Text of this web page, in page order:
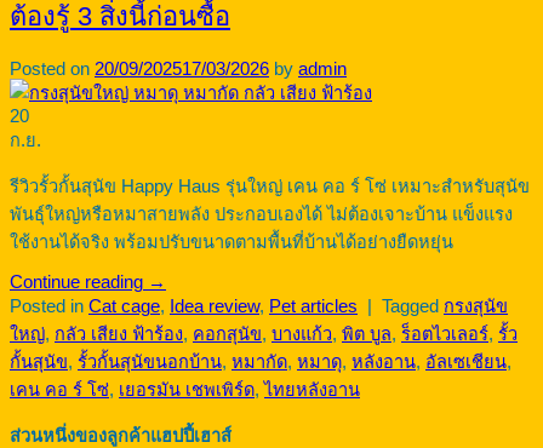
ต้องรู้ 3 สิ่งนี้ก่อนซื้อ
Posted on 20/09/202517/03/2026 by admin
20
ก.ย.
รีวิวรั้วกั้นสุนัข Happy Haus รุ่นใหญ่ เคน คอ ร์ โซ่ เหมาะสำหรับสุนัข
พันธุ์ใหญ่หรือหมาสายพลัง ประกอบเองได้ ไม่ต้องเจาะบ้าน แข็งแรง
ใช้งานได้จริง พร้อมปรับขนาดตามพื้นที่บ้านได้อย่างยืดหยุ่น
Continue reading →
Posted in Cat cage, Idea review, Pet articles Tagged กรงสุนัข
ใหญ่, กลัว เสียง ฟ้าร้อง, คอกสุนัข, บางแก้ว, พิต บูล, ร็อตไวเลอร์, รั้ว
กั้นสุนัข, รั้วกั้นสุนัขนอกบ้าน, หมากัด, หมาดุ, หลังอาน, อัลเซเชียน,
เคน คอ ร์ โซ่, เยอรมัน เชพเพิร์ด,ไทยหลังอาน
ส่วนหนึ่งของลูกค้าแฮปปี้เฮาส์